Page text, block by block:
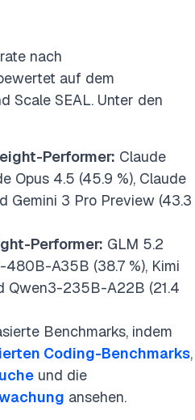
nach
auf dem
Scale SEAL. Unter den
Performer: Claude
Opus 4.5 (45.9 %), Claude
Gemini 3 Pro Preview (43.3
Performer: GLM 5.2
480B-A35B (38.7 %), Kimi
Qwen3-235B-A22B (21.4
Benchmarks, indem
Coding-Benchmarks,
und die
ansehen.